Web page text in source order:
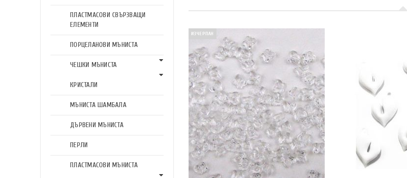
ПЛАСТМАСОВИ СВЪРЗВАЩИ
ЕЛЕМЕНТИ
ПОРЦЕЛАНОВИ МЪНИСТА
ЧЕШКИ МЪНИСТА
КРИСТАЛИ
МЪНИСТА ШАМБАЛА
ДЪРВЕНИ МЪНИСТА
ПЕРЛИ
ПЛАСТМАСОВИ МЪНИСТА
ИЗЧЕРПАН